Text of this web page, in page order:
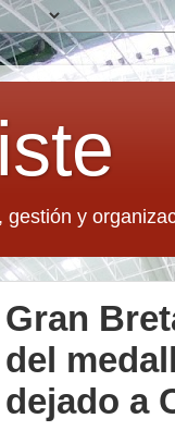
y
Gran
del
dejado a